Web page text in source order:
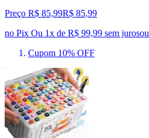
Preço R$ 85,99R$ 85,99
no Pix Ou 1x de R$ 99,99 sem jurosou
Cupom 10% OFF